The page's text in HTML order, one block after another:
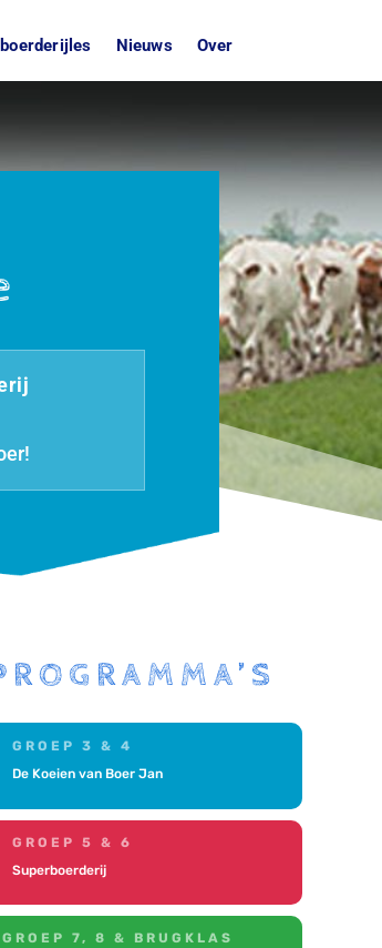
Nieuws Over
GROEP 3 & 4
De Koeien van Boer Jan
GROEP 5 & 6
Superboerderij
GROEP 7, 8 & BRUGKLAS